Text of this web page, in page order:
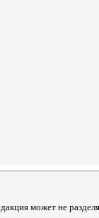
может не